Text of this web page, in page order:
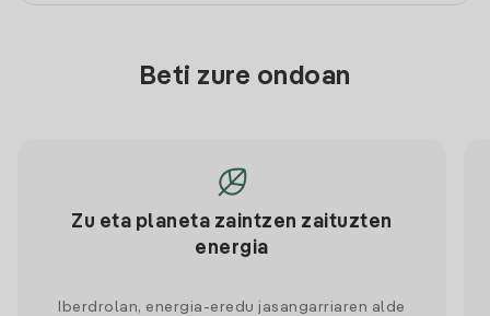
Beti zure ondoan
Zu eta planeta zaintzen zaituzten
energia
Iberdrolan, energia-eredu jasangarriaren alde